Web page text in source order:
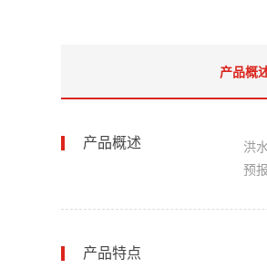
产品概
产品概述
洪
预
产品特点